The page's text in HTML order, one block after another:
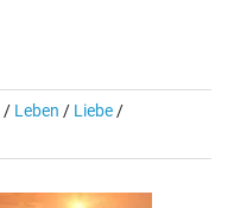
/ Leben / Liebe /